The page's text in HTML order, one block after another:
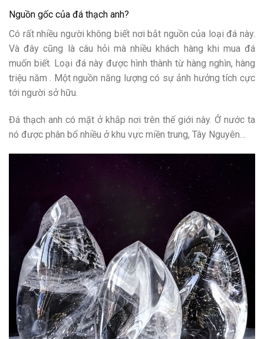
Nguồn gốc của đá thạch anh?
Có rất nhiều người không biết nơi bắt nguồn của loại đá này.
Và đây cũng là câu hỏi mà nhiều khách hàng khi mua đá
muốn biết. Loại đá này được hình thành từ hàng nghìn, hàng
triệu năm . Một nguồn năng lượng có sự ảnh hưởng tích cực
tới người sở hữu.
Đá thạch anh có mặt ở khắp nơi trên thế giới này. Ở nước ta
nó được phân bổ nhiều ở khu vực miền trung, Tây Nguyên…